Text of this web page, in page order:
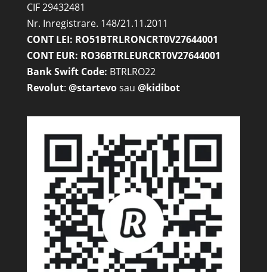
CIF 29432481
Nr. Inregistrare. 148/21.11.2011
CONT LEI: RO51BTRLRONCRT0V27644001
CONT EUR: RO36BTRLEURCRT0V27644001
Bank Swift Code: BTRLRO22
Revolut: @startevosau @kidibot